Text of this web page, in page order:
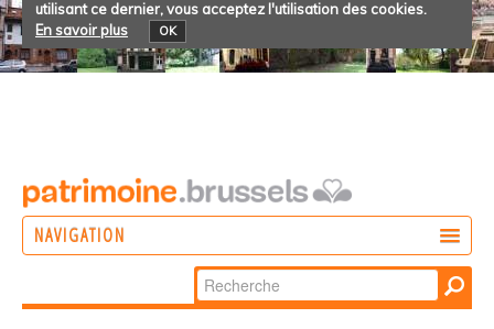
utilisant ce dernier, vous acceptez l'utilisation des cookies.
En savoir plus
OK
NAVIGATION
Chercher par
Recherche